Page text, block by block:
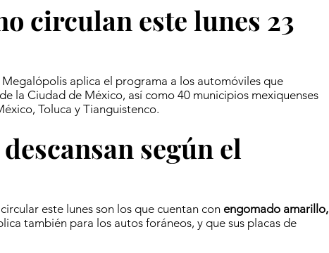
circulan este lunes 23
aplica el programa a los automóviles que
la Ciudad de México, así como 40 municipios mexiquenses
Toluca y Tianguistenco.
según el
este lunes son los que cuentan con engomado amarillo,
también para los autos foráneos, y que sus placas de